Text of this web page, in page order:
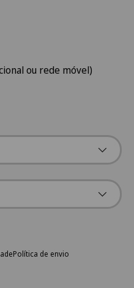
ou rede móvel)
Política de envio